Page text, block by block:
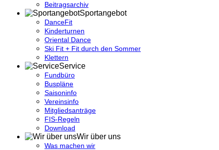
Beitragsarchiv
Sportangebot
DanceFit
Kinderturnen
Oriental Dance
Ski Fit + Fit durch den Sommer
Klettern
Service
Fundbüro
Buspläne
Saisoninfo
Vereinsinfo
Mitgliedsanträge
FIS-Regeln
Download
Wir über uns
Was machen wir